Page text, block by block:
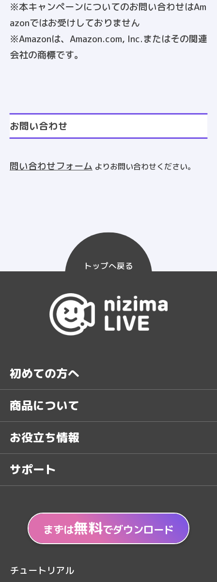
※本キャンペーンについてのお問い合わせはAm
azonではお受けしておりません
※Amazonは、Amazon.com, Inc.またはその関連
会社の商標です。
お問い合わせ
問い合わせフォーム よりお問い合わせください。
トップへ戻る
初めての方へ
商品について
お役立ち情報
サポート
まずは無料でダウンロード
チュートリアル